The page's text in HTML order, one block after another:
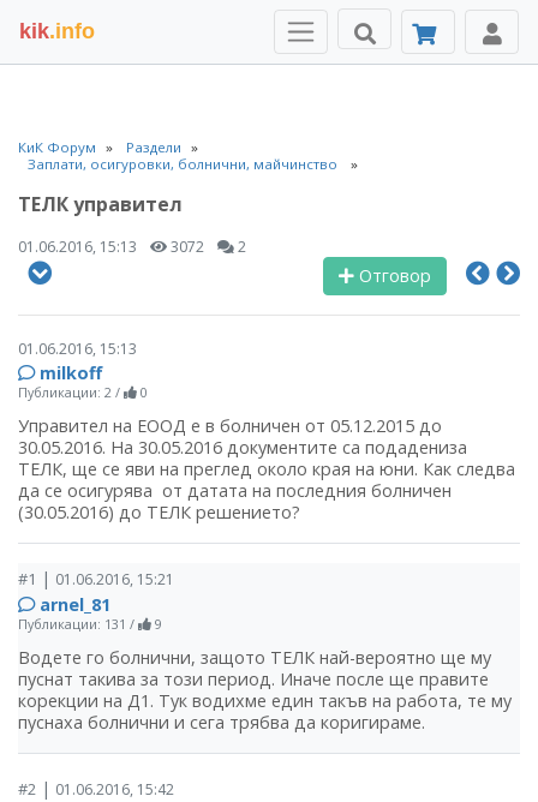
kik.info
КиК Форум
Раздели
Заплати, осигуровки, болнични, майчинство
ТЕЛК управител
01.06.2016, 15:13 3072 2
Отговор
01.06.2016, 15:13
milkoff
Публикации: 2 / 0
Управител на ЕООД е в болничен от 05.12.2015 до
30.05.2016. На 30.05.2016 документите са подадениза
ТЕЛК, ще се яви на преглед около края на юни. Как следва
да се осигурява от датата на последния болничен
(30.05.2016) до ТЕЛК решението?
#1 | 01.06.2016, 15:21
arnel_81
Публикации: 131 / 9
Водете го болнични, защото ТЕЛК най-вероятно ще му
пуснат такива за този период. Иначе после ще правите
корекции на Д1. Тук водихме един такъв на работа, те му
пуснаха болнични и сега трябва да коригираме.
#2 | 01.06.2016, 15:42